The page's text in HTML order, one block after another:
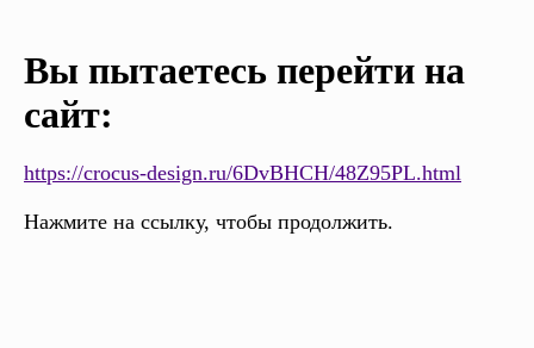
Вы пытаетесь перейти на
сайт:
https://crocus-design.ru/6DvBHCH/48Z95PL.html
Нажмите на ссылку, чтобы продолжить.